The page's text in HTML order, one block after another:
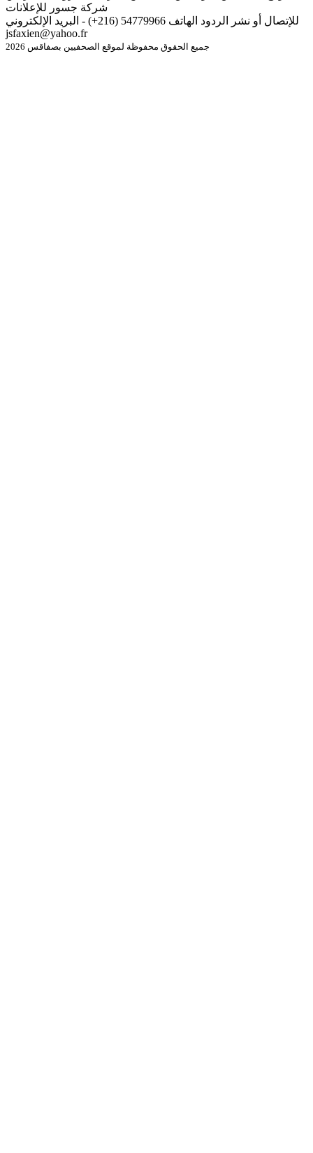
شركة جسور للإعلانات
للإتصال أو نشر الردود الهاتف 54779966 (216+) - البريد الإلكتروني
jsfaxien@yahoo.fr
جميع الحقوق محفوظة لموقع الصحفيين بصفاقس 2026